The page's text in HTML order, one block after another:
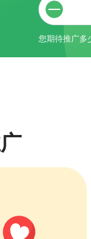
您期待推广多